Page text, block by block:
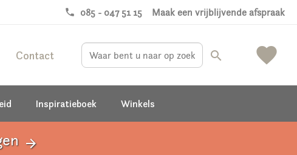
phone 085 - 047 51 15 Maak een vrijblijvende afspraak
favorite
Contact search
Inspiratieboek Winkels
arrow_forward